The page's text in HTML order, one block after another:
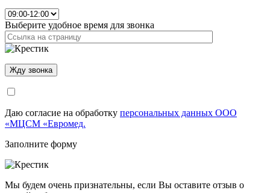
Выберите удобное время для звонка
Даю согласие на обработку персональных данных ООО
«МЦСМ «Евромед.
Заполните форму
Мы будем очень признательны, если Вы оставите отзыв о